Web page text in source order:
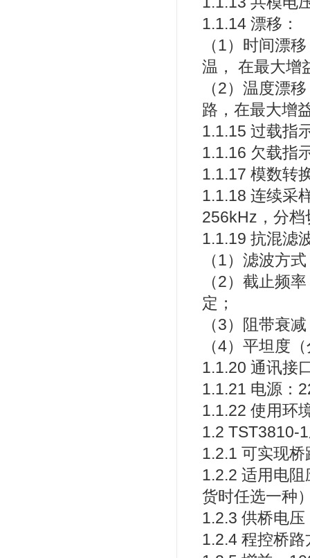
1.1.14 漂移：
（1）时间漂
温， 在最大增
（2）温度漂
路，在最大增
1.1.15 过载指
1.1.16 欠载指
1.1.17 模数转
1.1.18 连续采
256kHz，分
1.1.19 抗混滤
（1）滤波方
（2）截止频
定；
（3）阻带衰
（4）平坦度
1.1.20 通讯接
1.1.21 电源：
1.1.22 使用环
1.2 TST3810-
1.2.1 可实现
1.2.2 适用电
货时任选一种
1.2.3 供桥电
1.2.4 程控桥